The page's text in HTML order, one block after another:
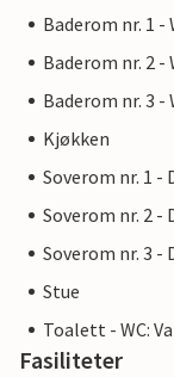
Baderom nr. 1 -
Baderom nr. 2 -
Baderom nr. 3 -
Kjøkken
Soverom nr. 1
Soverom nr. 2
Soverom nr. 3
Stue
Toalett - WC:
Fasiliteter